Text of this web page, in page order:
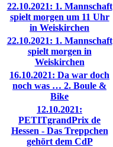
22.10.2021: 1. Mannschaft
spielt morgen um 11 Uhr
in Weiskirchen
22.10.2021: 1. Mannschaft
spielt morgen in
Weiskirchen
16.10.2021: Da war doch
noch was … 2. Boule &
Bike
12.10.2021:
PETITgrandPrix de
Hessen - Das Treppchen
gehört dem CdP